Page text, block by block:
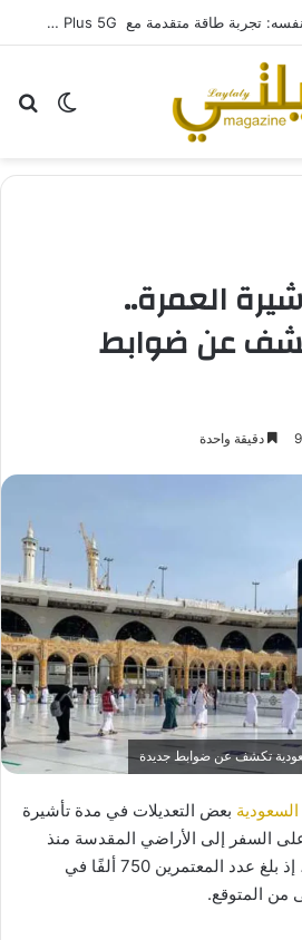
هاتف لا يكتفي بتشغيل نفسه: تجربة طاقة متقدمة مع HONOR X7e Plus 5G
الوضع
العمرة..
عن ضوابط
9 دقيقة واحدة
تكشف عن ضوابط جديدة
بعض التعديلات في مدة تأشيرة
على السفر إلى الأراضي المقدسة منذ
بداية العام الهجري الحالي، إذ بلغ عدد المعتمرين 750 ألفًا في
من المتوقع.